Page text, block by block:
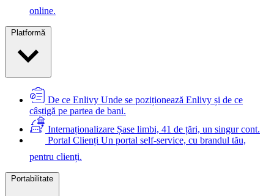
online.
De ce Enlivy Unde se poziționează Enlivy și de ce
câștigă pe partea de bani.
Internaționalizare Șase limbi, 41 de țări, un singur cont.
Portal Clienți Un portal self-service, cu brandul tău,
pentru clienți.